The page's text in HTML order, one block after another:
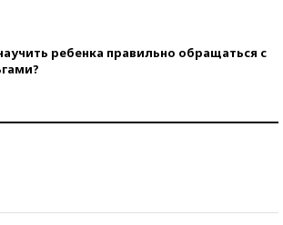
ребенка правильно обращаться с